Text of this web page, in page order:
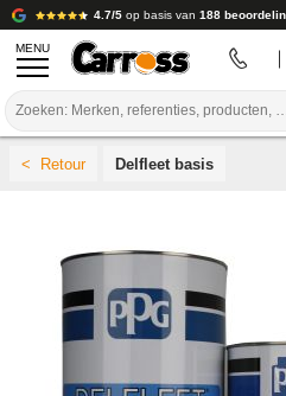
4.7/5 op basis van 188
MENU
VOORBEREIDING / VERVEN /
VERBRUIKSARTIKELEN VOOR
GEREEDSCHAP VOOR
Delfleet basis